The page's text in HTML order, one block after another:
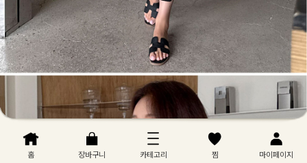
홈 장바구니 카테고리 찜 마이페이지